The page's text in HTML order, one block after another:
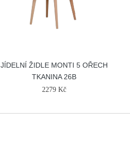
JÍDELNÍ ŽIDLE MONTI 5 OŘECH
TKANINA 26B
2279 Kč